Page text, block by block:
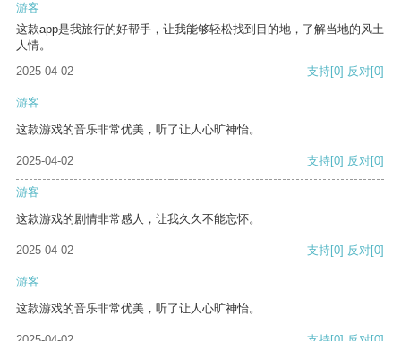
游客
这款app是我旅行的好帮手，让我能够轻松找到目的地，了解当地的风土
人情。
2025-04-02
支持[0] 反对[0]
游客
这款游戏的音乐非常优美，听了让人心旷神怡。
2025-04-02 支持[0] 反对[0]
游客
这款游戏的剧情非常感人，让我久久不能忘怀。
2025-04-02 支持[0] 反对[0]
游客
这款游戏的音乐非常优美，听了让人心旷神怡。